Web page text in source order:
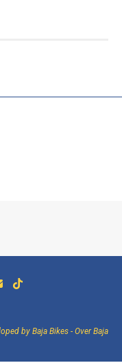
by Baja Bikes - Over Baja